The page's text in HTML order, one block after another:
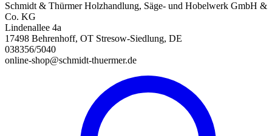
Schmidt & Thürmer Holzhandlung, Säge- und Hobelwerk GmbH &
Co. KG
Lindenallee 4a
17498 Behrenhoff, OT Stresow-Siedlung, DE
038356/5040
online-shop@schmidt-thuermer.de